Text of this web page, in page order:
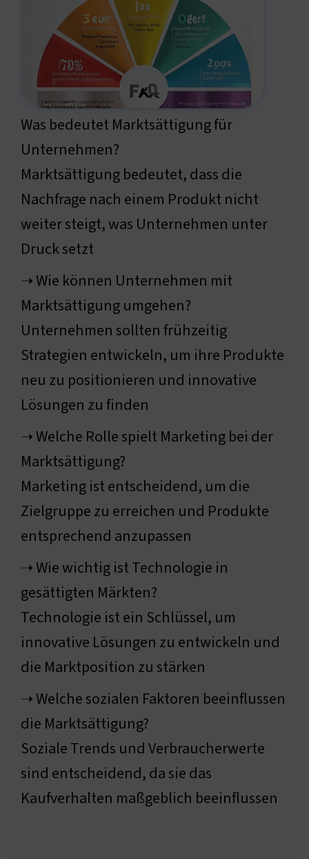
Was bedeutet Marktsättigung für
Unternehmen?
Marktsättigung bedeutet, dass die
Nachfrage nach einem Produkt nicht
weiter steigt, was Unternehmen unter
Druck setzt
➝ Wie können Unternehmen mit
Marktsättigung umgehen?
Unternehmen sollten frühzeitig
Strategien entwickeln, um ihre Produkte
neu zu positionieren und innovative
Lösungen zu finden
➝ Welche Rolle spielt Marketing bei der
Marktsättigung?
Marketing ist entscheidend, um die
Zielgruppe zu erreichen und Produkte
entsprechend anzupassen
➝ Wie wichtig ist Technologie in
gesättigten Märkten?
Technologie ist ein Schlüssel, um
innovative Lösungen zu entwickeln und
die Marktposition zu stärken
➝ Welche sozialen Faktoren beeinflussen
die Marktsättigung?
Soziale Trends und Verbraucherwerte
sind entscheidend, da sie das
Kaufverhalten maßgeblich beeinflussen